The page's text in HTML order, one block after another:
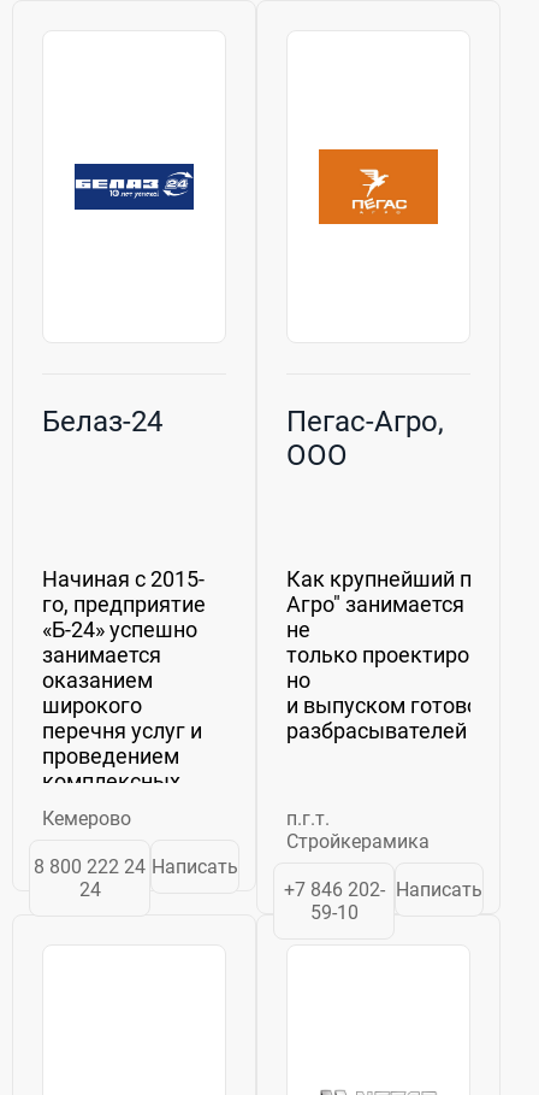
Белаз-24
Начиная с 2015-
го, предприятие
«Б-24» успешно
занимается
оказанием
широкого
перечня услуг и
проведением
комплексных
мероприятий для
организаций
горнодобывающей
отрасли. В 2023-
увеличила объём
Кемерово
8 800 222 24
24
Написать
Пегас-Агро,
ООО
Как крупнейший
Агро" занимается
не
только
но
и выпуском готовой
разбрасывателей
п.г.т.
Стройкерамика
+7 846 202-
59-10
Написать